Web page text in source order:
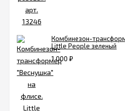
Комбинезон-
Little People зеленый
1 000 ₽